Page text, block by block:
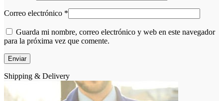
Correo electrónico *
Guarda mi nombre, correo electrónico y web en este navegador
para la próxima vez que comente.
Shipping & Delivery